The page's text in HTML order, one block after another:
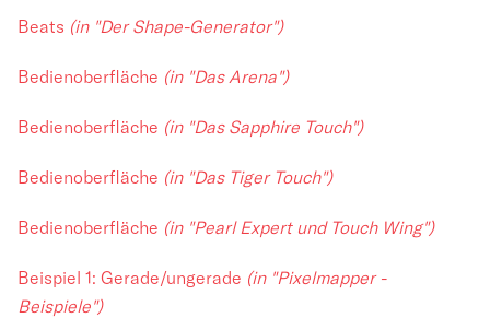
Beats (in "Der Shape-Generator")
Bedienoberfläche (in "Das Arena")
Bedienoberfläche (in "Das Sapphire Touch")
Bedienoberfläche (in "Das Tiger Touch")
Bedienoberfläche (in "Pearl Expert und Touch Wing")
Beispiel 1: Gerade/ungerade (in "Pixelmapper -
Beispiele")